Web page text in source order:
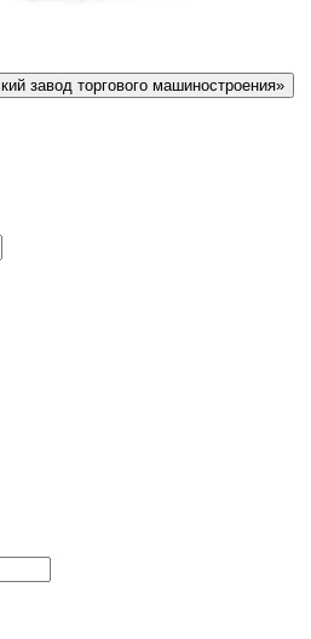
завод торгового машиностроения»